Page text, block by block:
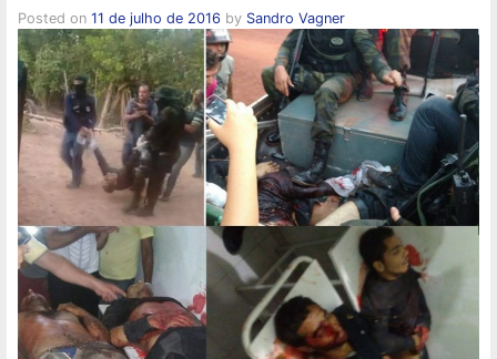
Posted on 11 de julho de 2016 by Sandro Vagner